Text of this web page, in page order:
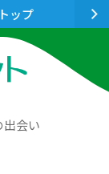
ップ
出会い